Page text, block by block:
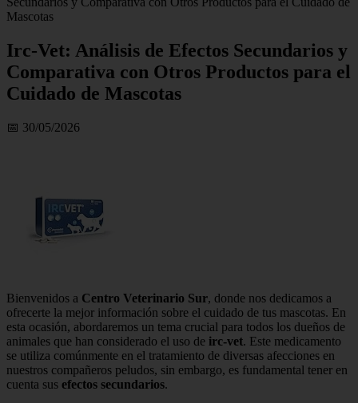
Mascotas
Irc-Vet: Análisis de Efectos Secundarios y
Comparativa con Otros Productos para el
Cuidado de Mascotas
📅 30/05/2026
Bienvenidos a Centro Veterinario Sur, donde nos dedicamos a
ofrecerte la mejor información sobre el cuidado de tus mascotas. En
esta ocasión, abordaremos un tema crucial para todos los dueños de
animales que han considerado el uso de irc-vet. Este medicamento
se utiliza comúnmente en el tratamiento de diversas afecciones en
nuestros compañeros peludos, sin embargo, es fundamental tener en
cuenta sus efectos secundarios.